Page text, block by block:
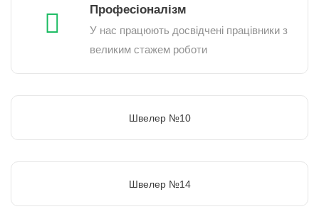
Професіоналізм
У нас працюють досвідчені працівники з
великим стажем роботи
Швелер №10
Швелер №14